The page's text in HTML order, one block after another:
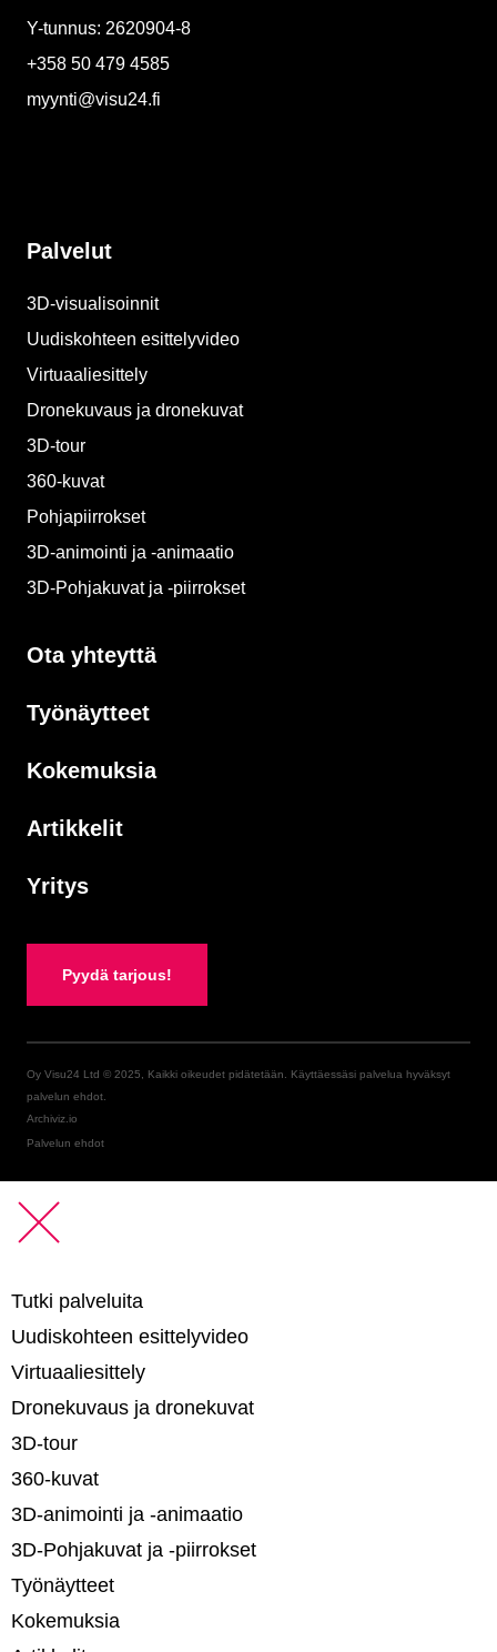
Y-tunnus: 2620904-8
+358 50 479 4585
myynti@visu24.fi
Palvelut
3D-visualisoinnit
Uudiskohteen esittelyvideo
Virtuaaliesittely
Dronekuvaus ja dronekuvat
3D-tour
360-kuvat
Pohjapiirrokset
3D-animointi ja -animaatio​
3D-Pohjakuvat ja -piirrokset​
Ota yhteyttä
Työnäytteet
Kokemuksia
Artikkelit
Yritys
Pyydä tarjous!
Oy Visu24 Ltd © 2025, Kaikki oikeudet pidätetään. Käyttäessäsi palvelua hyväksyt
palvelun ehdot.
Archiviz.io
Palvelun ehdot
Tutki palveluita
Uudiskohteen esittelyvideo
Virtuaaliesittely
Dronekuvaus ja dronekuvat
3D-tour
360-kuvat
3D-animointi ja -animaatio​
3D-Pohjakuvat ja -piirrokset​
Työnäytteet
Kokemuksia